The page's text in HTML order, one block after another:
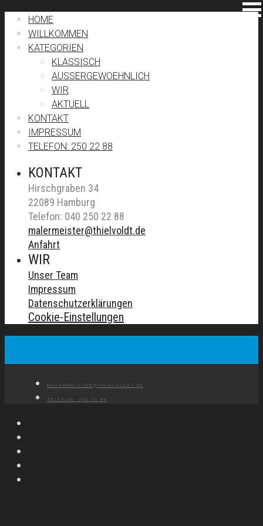
HOME
WILLKOMMEN
KATEGORIEN
KLASSISCH
AUSSERGEWOEHNLICH
WIR
AKTUELL
KONTAKT
IMPRESSUM
TELEFON: 250 22 88
KONTAKT
Hirschgraben 34
22089 Hamburg
Telefon: 040 250 22 88
malermeister@thielvoldt.de
Anfahrt
WIR
Unser Team
Impressum
Datenschutzerklärungen
Cookie-Einstellungen
MALERMEISTER@THIELVOLDT.DE
TELEFON: 250 22 88